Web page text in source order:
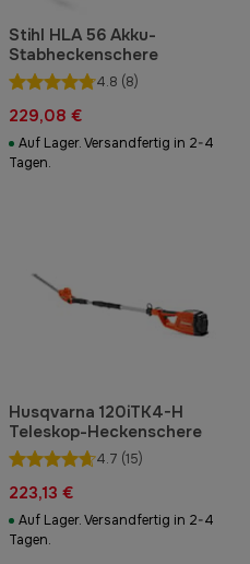
Stihl HLA 56 Akku-
Stabheckenschere
4.8 (8)
229,08 €
Auf Lager. Versandfertig in 2-4
Tagen.
Husqvarna 120iTK4-H
Teleskop-Heckenschere
4.7 (15)
223,13 €
Auf Lager. Versandfertig in 2-4
Tagen.